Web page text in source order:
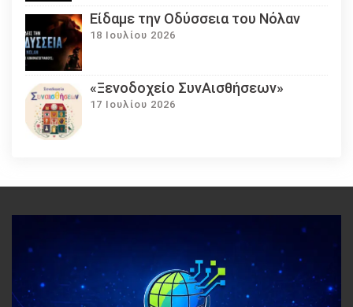
Eίδαμε την Οδύσσεια του Νόλαν
18 Ιουλίου 2026
«Ξενοδοχείο ΣυνΑισθήσεων»
17 Ιουλίου 2026